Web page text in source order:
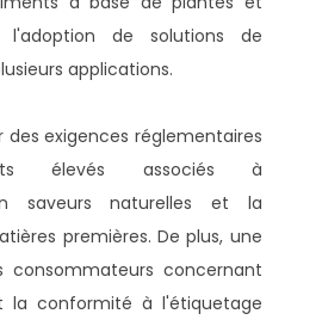
l'adoption de solutions de
applications.
exigences réglementaires
élevés associés à
saveurs naturelles et la
premières. De plus, une
consommateurs concernant
la conformité à l'étiquetage